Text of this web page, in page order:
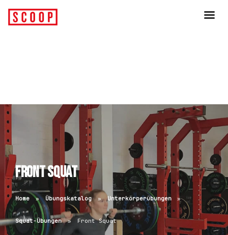
Front Squat
Home Übungskatalog Unterkörperübungen
Squat-Übungen Front Squat